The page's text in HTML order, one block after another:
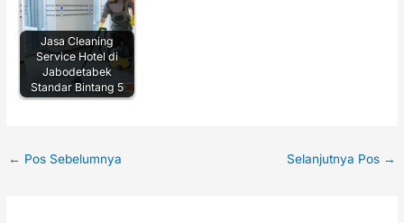
Jasa Cleaning
Service Hotel di
Jabodetabek
Standar Bintang 5
← Pos Sebelumnya Selanjutnya Pos →